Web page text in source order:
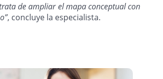
de ampliar el mapa conceptual con
, concluye la especialista.